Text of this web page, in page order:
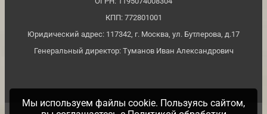
КПП: 772801001
Юридический адрес: 117342, г. Москва, ул. Бутлерова, д.17
Генеральный директор: Туманов Иван Александрович
Мы используем файлы cookie. Пользуясь сайтом,